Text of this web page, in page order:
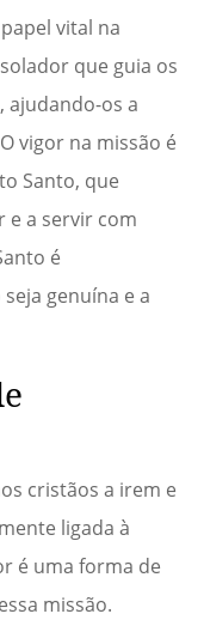
vital na
que guia os
ajudando-os a
vigor na missão é
Santo, que
e a servir com
é
genuína e a
cristãos a irem e
ligada à
é uma forma de
missão.